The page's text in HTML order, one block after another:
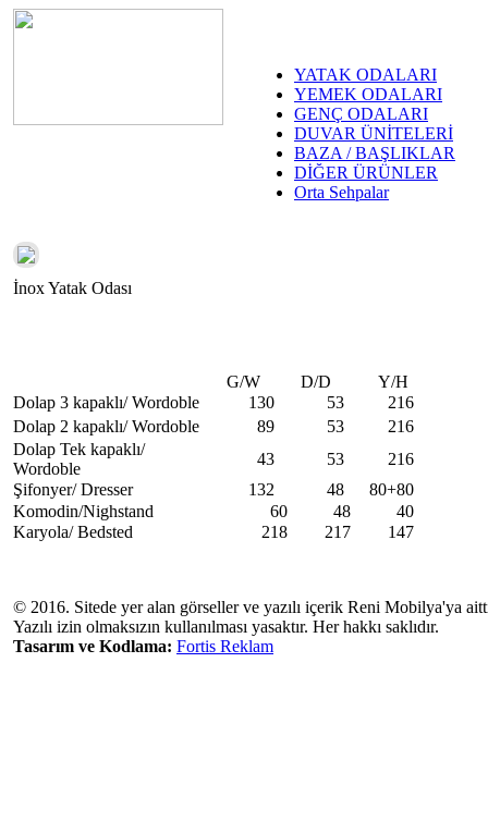
YATAK ODALARI
YEMEK ODALARI
GENÇ ODALARI
DUVAR ÜNİTELERİ
BAZA / BAŞLIKLAR
DİĞER ÜRÜNLER
Orta Sehpalar
İnox Yatak Odası
G/W D/D
Y/H
Dolap 3 kapaklı/ Wordoble
130 53
216
Dolap 2 kapaklı/ Wordoble
89 53
216
Dolap Tek kapaklı/
Wordoble
43 53
216
Şifonyer/ Dresser
132 48
80+80
Komodin/Nighstand 60 48
40
Karyola/ Bedsted
218 217 147
© 2016. Sitede yer alan görseller ve yazılı içerik Reni Mobilya'ya
Yazılı izin olmaksızın kullanılması yasaktır. Her hakkı saklıdır.
Tasarım ve Kodlama: Fortis Reklam